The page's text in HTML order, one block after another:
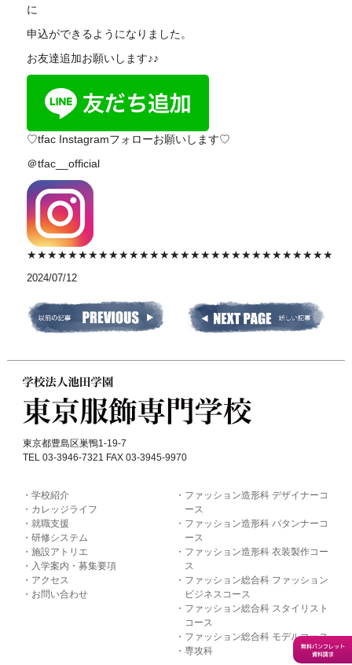
に
申込ができるようになりました。
お友達追加お願いします♪♪
♡tfac Instagramフォローお願いします♡
＠tfac__official
★★★★★★★★★★★★★★★★★★★★★★★★★★★★★★
2024/07/12
東京都豊島区巣鴨1-19-7
TEL 03-3946-7321 FAX 03-3945-9970
学校紹介
カレッジライフ
就職支援
研修システム
施設アトリエ
入学案内・募集要項
アクセス
お問い合わせ
ファッション造形科 デザイナーコ
ース
ファッション造形科 パタンナーコ
ース
ファッション造形科 衣装製作コー
ス
ファッション総合科 ファッション
ビジネスコース
ファッション総合科 スタイリスト
コース
ファッション総合科 モデルコース
専攻科
無料パンフレット
資料請求